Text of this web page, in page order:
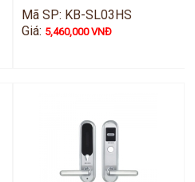
Mã SP: KB-SL03HS
Giá: 5,460,000 VNĐ